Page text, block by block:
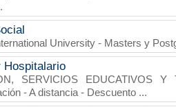
University - Masters y
Hospitalario
SERVICIOS EDUCATIVOS Y
- A distancia - Descuento ...